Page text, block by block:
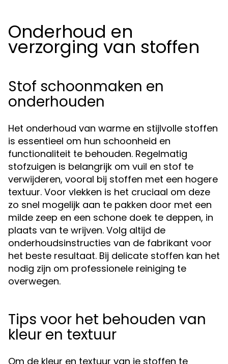
Onderhoud en
verzorging van stoffen
Stof schoonmaken en
onderhouden
Het onderhoud van warme en stijlvolle stoffen
is essentieel om hun schoonheid en
functionaliteit te behouden. Regelmatig
stofzuigen is belangrijk om vuil en stof te
verwijderen, vooral bij stoffen met een hogere
textuur. Voor vlekken is het cruciaal om deze
zo snel mogelijk aan te pakken door met een
milde zeep en een schone doek te deppen, in
plaats van te wrijven. Volg altijd de
onderhoudsinstructies van de fabrikant voor
het beste resultaat. Bij delicate stoffen kan het
nodig zijn om professionele reiniging te
overwegen.
Tips voor het behouden van
kleur en textuur
Om de kleur en textuur van je stoffen te